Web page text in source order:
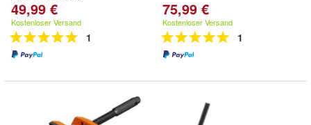
49,99 €
Kostenloser Versand
1
75,99 €
Kostenloser Versand
1